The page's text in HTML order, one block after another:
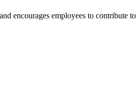
encourages employees to contribute